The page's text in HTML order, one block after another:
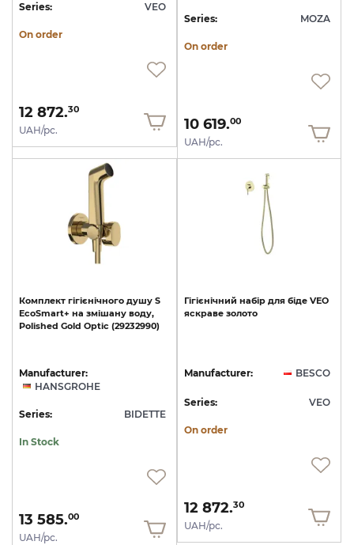
Series: VEO
On order
12 872.30
UAH/pc.
Series: MOZA
On order
10 619.00
UAH/pc.
Комплект гігієнічного душу S
EcoSmart+ на змішану воду,
Polished Gold Optic (29232990)
Manufacturer:
HANSGROHE
Series: BIDETTE
In Stock
13 585.00
UAH/pc.
Гігієнічний набір для біде VEO
яскраве золото
Manufacturer: BESCO
Series: VEO
On order
12 872.30
UAH/pc.